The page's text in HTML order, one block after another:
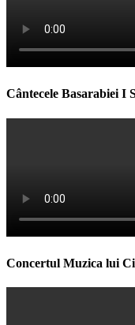
Cântecele Basarabiei I
Concertul Muzica lui